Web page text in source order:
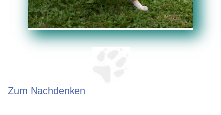
Zum Nachdenken